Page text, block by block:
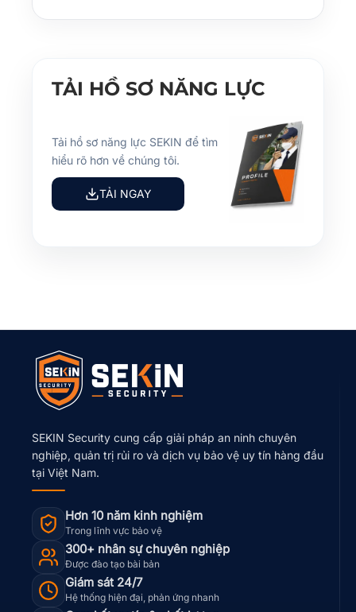
TẢI HỒ SƠ NĂNG LỰC
Tải hồ sơ năng lực SEKIN để tìm
hiểu rõ hơn về chúng tôi.
TẢI NGAY
SEKIN Security cung cấp giải pháp an ninh chuyên
nghiệp, quản trị rủi ro và dịch vụ bảo vệ uy tín hàng đầu
tại Việt Nam.
Hơn 10 năm kinh nghiệm
Trong lĩnh vực bảo vệ
300+ nhân sự chuyên nghiệp
Được đào tạo bài bản
Giám sát 24/7
Hệ thống hiện đại, phản ứng nhanh